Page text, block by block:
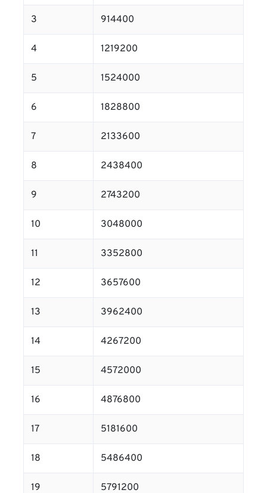
3 914400
4 1219200
5 1524000
6 1828800
7 2133600
8 2438400
9 2743200
10 3048000
11 3352800
12 3657600
13 3962400
14 4267200
15 4572000
16 4876800
17 5181600
18 5486400
19 5791200